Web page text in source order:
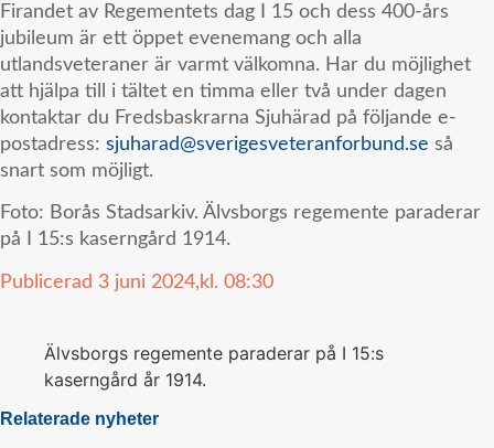
Firandet av Regementets dag I 15 och dess 400-års
jubileum är ett öppet evenemang och alla
utlandsveteraner är varmt välkomna. Har du möjlighet
att hjälpa till i tältet en timma eller två under dagen
kontaktar du Fredsbaskrarna Sjuhärad på följande e-
postadress: sjuharad@sverigesveteranforbund.se så
snart som möjligt.
Foto: Borås Stadsarkiv. Älvsborgs regemente paraderar
på I 15:s kaserngård 1914.
Publicerad 3 juni 2024, kl. 08:30
Älvsborgs regemente paraderar på I 15:s
kaserngård år 1914.
Relaterade nyheter